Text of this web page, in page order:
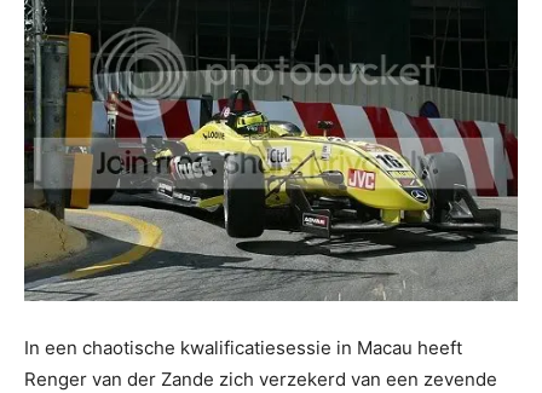
In een chaotische kwalificatiesessie in Macau heeft
Renger van der Zande zich verzekerd van een zevende